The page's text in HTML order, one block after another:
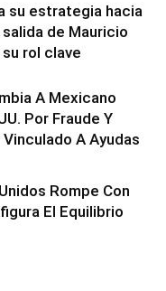
su estrategia hacia
de Mauricio
rol clave
A Mexicano
Por Fraude Y
A Ayudas
Rompe Con
El Equilibrio